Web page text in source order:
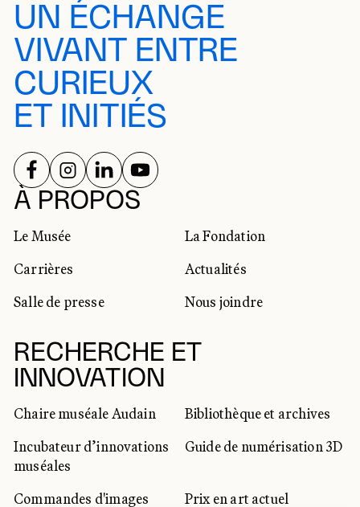
UN ÉCHANGE
VIVANT ENTRE
CURIEUX
ET INITIÉS
À PROPOS
Le Musée
La Fondation
Carrières
Actualités
Salle de presse
Nous joindre
RECHERCHE ET
INNOVATION
Chaire muséale Audain
Bibliothèque et archives
Incubateur d’innovations
muséales
Guide de numérisation 3D
Commandes d'images Prix en art actuel
RÉSEAUX SOCIAUX
SUIVEZ-NOUS SUR
SUIVEZ-NOUS SUR
SUIVEZ-NOUS SUR
SUIVEZ-NOUS SUR